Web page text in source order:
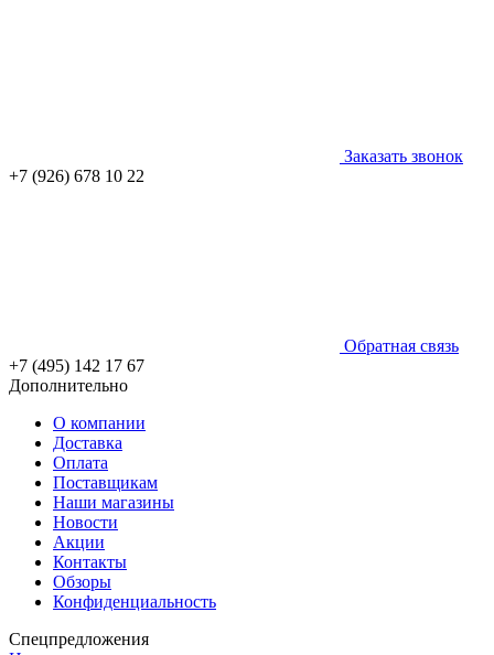
Заказать звонок
+7 (926) 678 10 22
Обратная связь
+7 (495) 142 17 67
Дополнительно
О компании
Доставка
Оплата
Поставщикам
Наши магазины
Новости
Акции
Контакты
Обзоры
Конфиденциальность
Спецпредложения